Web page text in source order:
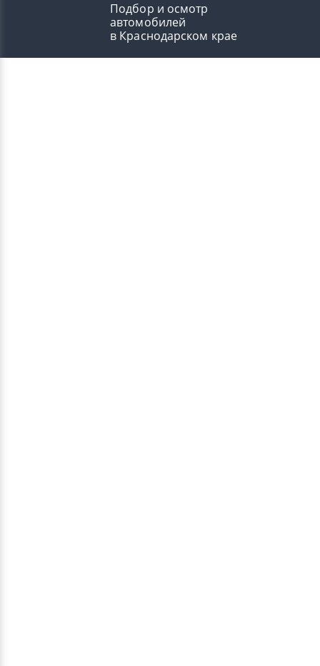
Подбор и осмотр
автомобилей
в Краснодарском крае